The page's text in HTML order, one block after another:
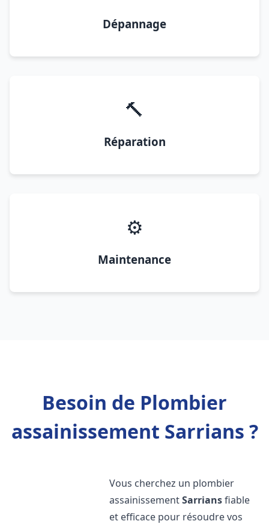
Dépannage
🔨
Réparation
⚙️
Maintenance
Besoin de Plombier
assainissement Sarrians ?
Vous cherchez un plombier
assainissementSarriansfiable
et efficace pour résoudre vos